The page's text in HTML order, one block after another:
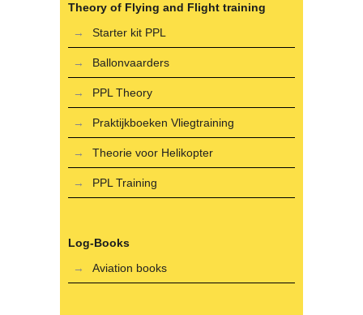
Theory of Flying and Flight training
Starter kit PPL
Ballonvaarders
PPL Theory
Praktijkboeken Vliegtraining
Theorie voor Helikopter
PPL Training
Log-Books
Aviation books